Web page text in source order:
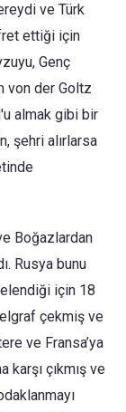
ve Türk
ettiği için
Genç
von der Goltz
almak gibi bir
şehri alırlarsa
Boğazlardan
Rusya bunu
için 18
çekmiş ve
ve Fransa’ya
çıkmış ve